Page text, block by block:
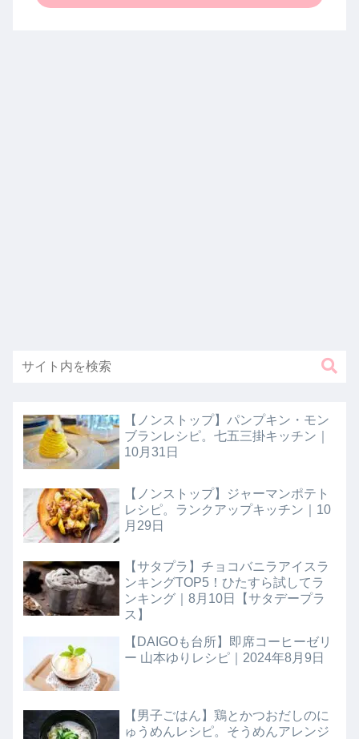
【ノンストップ】パンプキン・モン
ブランレシピ。七五三掛キッチン｜
10月31日
【ノンストップ】ジャーマンポテト
レシピ。ランクアップキッチン｜10
月29日
【サタプラ】チョコバニラアイスラ
ンキングTOP5！ひたすら試してラ
ンキング｜8月10日【サタデープラ
ス】
【DAIGOも台所】即席コーヒーゼリ
ー 山本ゆりレシピ｜2024年8月9日
【男子ごはん】鶏とかつおだしのに
ゅうめんレシピ。そうめんアレンジ